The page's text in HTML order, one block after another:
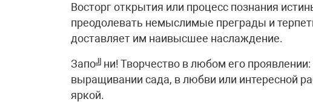
Восторг открытия или процесс познания
преодолевать немыслимые преграды и
доставляет им наивысшее наслаждение.
Запо╝ни! Творчество в любом его проявлении:
выращивании сада, в любви или интересной
яркой.